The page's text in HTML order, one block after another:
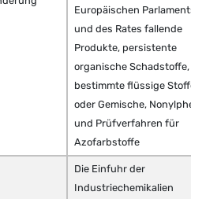
Europäischen Parlaments
und des Rates fallende
Produkte, persistente
organische Schadstoffe,
bestimmte flüssige Stoffe
oder Gemische, Nonylphenol
und Prüfverfahren für
Azofarbstoffe
Die Einfuhr der
Industriechemikalien